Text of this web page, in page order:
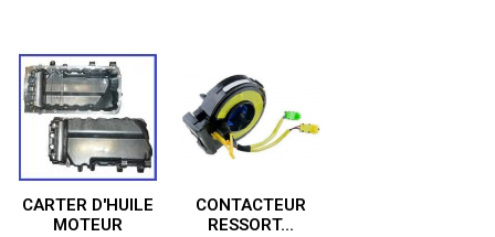
CARTER D'HUILE
MOTEUR
CONTACTEUR
RESSORT...